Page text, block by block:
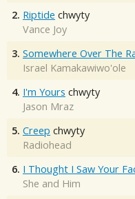
2. Riptide chwyty
Vance Joy
3. Somewhere Over The
Israel Kamakawiwo'ole
4. I'm Yours chwyty
Jason Mraz
5. Creep chwyty
Radiohead
6. I Thought I Saw Your
She and Him